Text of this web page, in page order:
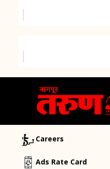
Careers
Ads Rate Card